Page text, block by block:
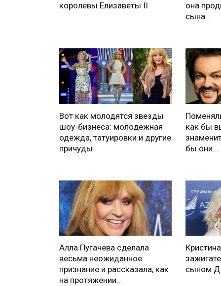
королевы Елизаветы II
она
сына...
Вот как молодятся звезды
шоу-бизнеса: молодежная
одежда, татуировки и другие
причуды
как бы
бы они...
Алла Пугачева сделала
весьма неожиданное
признание и рассказала, как
на протяжении...
сыном